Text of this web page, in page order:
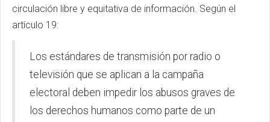
circulación libre y equitativa de información. Según el
artículo 19:
Los estándares de transmisión por radio o
televisión que se aplican a la campaña
electoral deben impedir los abusos graves de
los derechos humanos como parte de un